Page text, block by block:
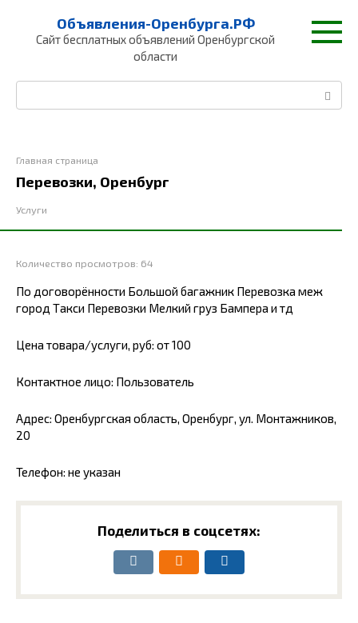
контенту
Объявления-Оренбурга.РФ
Сайт бесплатных объявлений Оренбургской
области
Главная страница
Перевозки, Оренбург
Услуги
Количество просмотров: 64
По договорённости Большой багажник Перевозка меж
город Такси Перевозки Мелкий груз Бампера и тд
Цена товара/услуги, руб: от 100
Контактное лицо: Пользователь
Адрес: Оренбургская область, Оренбург, ул. Монтажников,
20
Телефон: не указан
Поделиться в соцсетях: